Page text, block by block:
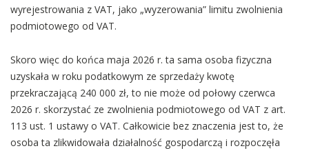
wyrejestrowania z VAT, jako „wyzerowania” limitu zwolnienia
podmiotowego od VAT.
Skoro więc do końca maja 2026 r. ta sama osoba fizyczna
uzyskała w roku podatkowym ze sprzedaży kwotę
przekraczającą 240 000 zł, to nie może od połowy czerwca
2026 r. skorzystać ze zwolnienia podmiotowego od VAT z art.
113 ust. 1 ustawy o VAT. Całkowicie bez znaczenia jest to, że
osoba ta zlikwidowała działalność gospodarczą i rozpoczęła